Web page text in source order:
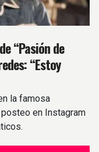
“Pasión de
“Estoy
la famosa
en Instagram